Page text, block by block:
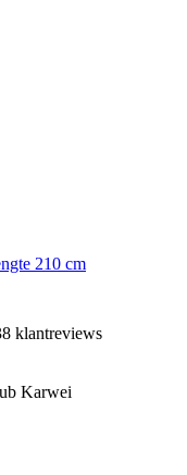
210 cm
klantreviews
Karwei